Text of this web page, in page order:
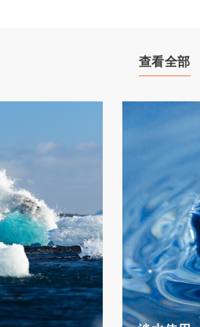
查看全部